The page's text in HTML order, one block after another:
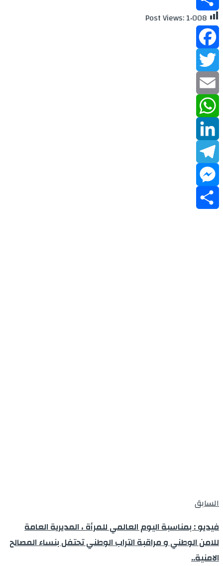
Share
Post Views:1٬008
Facebook
Twitter
Email
WhatsApp
LinkedIn
Telegram
Messenger
السابق
فيديو : بمناسبة اليوم العالمي للمرأة ، المديرية العامة
للامن الوطني و مراقبة التراب الوطني تحتفل بنساء المصالح
الامنية..